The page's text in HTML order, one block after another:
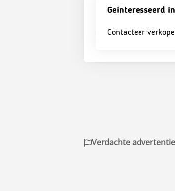
Geinteresseerd
Contacteer
Verdachte